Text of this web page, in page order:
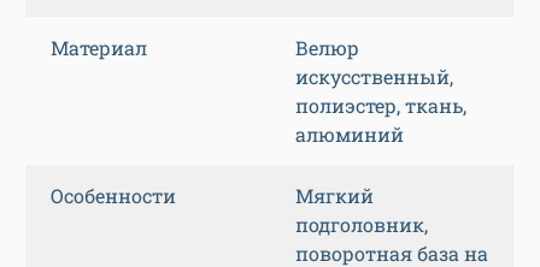
Материал
Велюр
искусственный,
полиэстер, ткань,
алюминий
Особенности
Мягкий
подголовник,
поворотная база на